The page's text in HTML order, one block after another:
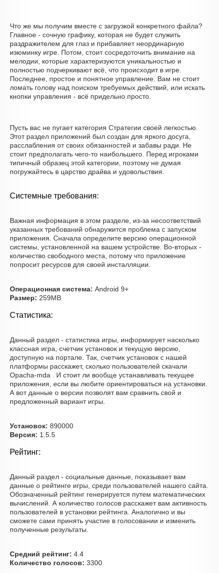
Что же мы получим вместе с загрузкой конкретного файла?
Главное - сочную графику, которая не будет служить
раздражителем для глаз и прибавляет неординарную
изюминку игре. Потом, стоит сосредоточить внимание на
мелодии, которые характеризуются уникальностью и
полностью подчеркивают всё, что происходит в игре.
Последнее, простое и понятное управление. Вам не стоит
ломать голову над поиском требуемых действий, или искать
кнопки управления - всё придельно просто.
Пусть вас не пугает категория Стратегии своей легкостью.
Этот раздел приложений был создан для яркого досуга,
расслабления от своих обязанностей и забавы ради. Не
стоит предполагать чего-то наибольшего. Перед игроками
типичный образец этой категории, поэтому не думая
погружайтесь в царство драйва и удовольствия.
Системные требования:
Важная информация в этом разделе, из-за несоответствий
указанных требований обнаружится проблема с запуском
приложения. Сначала определите версию операционной
системы, установленной на вашем устройстве. Во-вторых -
количество свободного места, потому что приложение
попросит ресурсов для своей инсталляции.
Операционная система: Android 9+
Размер: 259MB
Статистика:
Данный раздел - статистика игры, информирует насколько
классная игра, счетчик установок и текущую версию,
доступную на портале. Так, счетчик установок с нашей
платформы расскажет, сколько пользователей скачали
Opacha-mda . И стоит ли вообще устанавливать текущее
приложения, если вы любите ориентироваться на установки.
А вот данные о версии позволят вам сравнить свой и
предложенный вариант игры.
Установок: 890000
Версия: 1.5.5
Рейтинг:
Данный раздел - социальные данные, показывает вам
данные о рейтинге игры, среди пользователей нашего сайта.
Обозначенный рейтинг генерируется путем математических
вычислений. А количество голосов расскажет вам активность
пользователей в установки рейтинга. Аналогично и вы
сможете сами принять участие в голосовании и изменить
полученные результаты.
Средний рейтинг: 4.4
Количество голосов: 3300